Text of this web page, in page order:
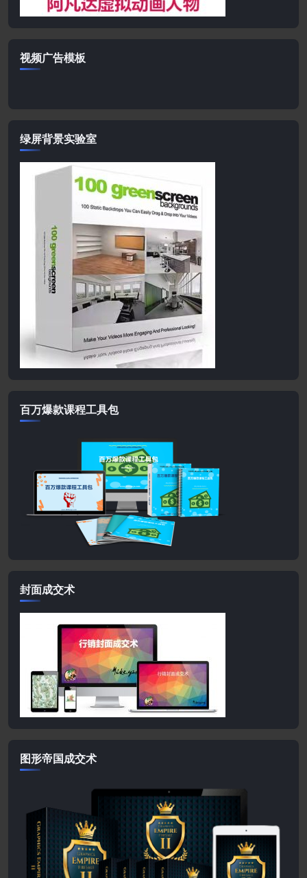
视频广告模板
绿屏背景实验室
百万爆款课程工具包
封面成交术
图形帝国成交术